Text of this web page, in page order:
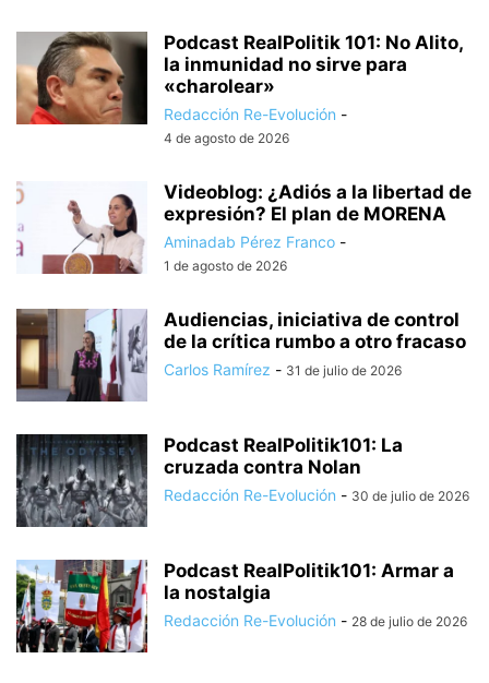
Podcast RealPolitik 101: No Alito,
la inmunidad no sirve para
«charolear»
Redacción Re-Evolución -
4 de agosto de 2026
Videoblog: ¿Adiós a la libertad de
expresión? El plan de MORENA
Aminadab Pérez Franco -
1 de agosto de 2026
Audiencias, iniciativa de control
de la crítica rumbo a otro fracaso
Carlos Ramírez - 31 de julio de 2026
Podcast RealPolitik101: La
cruzada contra Nolan
Redacción Re-Evolución - 30 de julio de 2026
Podcast RealPolitik101: Armar a
la nostalgia
Redacción Re-Evolución - 28 de julio de 2026